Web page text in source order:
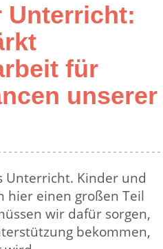
Unterricht:
für
unserer
Unterricht. Kinder und
hier einen großen Teil
wir dafür sorgen,
bekommen,